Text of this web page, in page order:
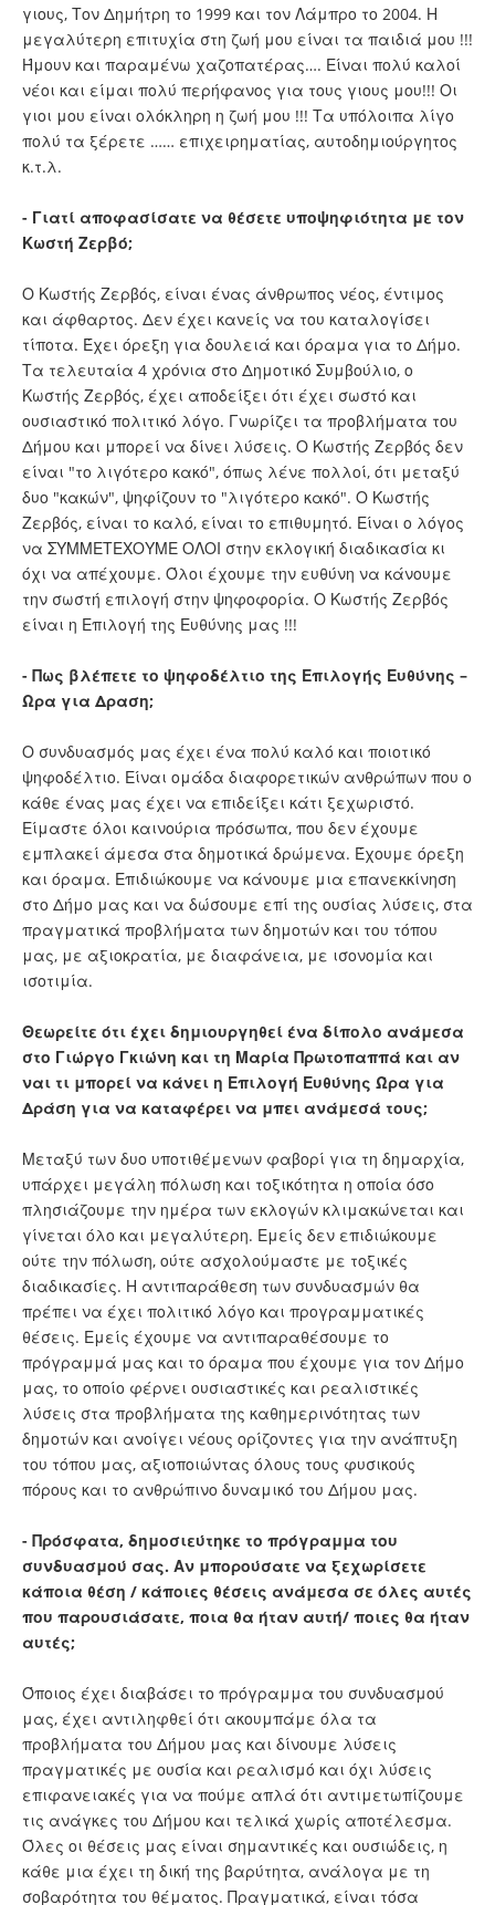
γιους, Τον Δημήτρη το 1999 και τον Λάμπρο το 2004. Η
μεγαλύτερη επιτυχία στη ζωή μου είναι τα παιδιά μου !!!
Ήμουν και παραμένω χαζοπατέρας…. Είναι πολύ καλοί
νέοι και είμαι πολύ περήφανος για τους γιους μου!!! Οι
γιοι μου είναι ολόκληρη η ζωή μου !!! Τα υπόλοιπα λίγο
πολύ τα ξέρετε …… επιχειρηματίας, αυτοδημιούργητος
κ.τ.λ.
- Γιατί αποφασίσατε να θέσετε υποψηφιότητα με τον
Κωστή Ζερβό;
Ο Κωστής Ζερβός, είναι ένας άνθρωπος νέος, έντιμος
και άφθαρτος. Δεν έχει κανείς να του καταλογίσει
τίποτα. Έχει όρεξη για δουλειά και όραμα για το Δήμο.
Τα τελευταία 4 χρόνια στο Δημοτικό Συμβούλιο, ο
Κωστής Ζερβός, έχει αποδείξει ότι έχει σωστό και
ουσιαστικό πολιτικό λόγο. Γνωρίζει τα προβλήματα του
Δήμου και μπορεί να δίνει λύσεις. Ο Κωστής Ζερβός δεν
είναι "το λιγότερο κακό", όπως λένε πολλοί, ότι μεταξύ
δυο "κακών", ψηφίζουν το "λιγότερο κακό". Ο Κωστής
Ζερβός, είναι το καλό, είναι το επιθυμητό. Είναι ο λόγος
να ΣΥΜΜΕΤΕΧΟΥΜΕ ΟΛΟΙ στην εκλογική διαδικασία κι
όχι να απέχουμε. Όλοι έχουμε την ευθύνη να κάνουμε
την σωστή επιλογή στην ψηφοφορία. Ο Κωστής Ζερβός
είναι η Επιλογή της Ευθύνης μας !!!
- Πως βλέπετε το ψηφοδέλτιο της Επιλογής Ευθύνης –
Ωρα για Δραση;
Ο συνδυασμός μας έχει ένα πολύ καλό και ποιοτικό
ψηφοδέλτιο. Είναι ομάδα διαφορετικών ανθρώπων που ο
κάθε ένας μας έχει να επιδείξει κάτι ξεχωριστό.
Είμαστε όλοι καινούρια πρόσωπα, που δεν έχουμε
εμπλακεί άμεσα στα δημοτικά δρώμενα. Έχουμε όρεξη
και όραμα. Επιδιώκουμε να κάνουμε μια επανεκκίνηση
στο Δήμο μας και να δώσουμε επί της ουσίας λύσεις, στα
πραγματικά προβλήματα των δημοτών και του τόπου
μας, με αξιοκρατία, με διαφάνεια, με ισονομία και
ισοτιμία.
Θεωρείτε ότι έχει δημιουργηθεί ένα δίπολο ανάμεσα
στο Γιώργο Γκιώνη και τη Μαρία Πρωτοπαππά και αν
ναι τι μπορεί να κάνει η Επιλογή Ευθύνης Ώρα για
Δράση για να καταφέρει να μπει ανάμεσά τους;
Μεταξύ των δυο υποτιθέμενων φαβορί για τη δημαρχία,
υπάρχει μεγάλη πόλωση και τοξικότητα η οποία όσο
πλησιάζουμε την ημέρα των εκλογών κλιμακώνεται και
γίνεται όλο και μεγαλύτερη. Εμείς δεν επιδιώκουμε
ούτε την πόλωση, ούτε ασχολούμαστε με τοξικές
διαδικασίες. Η αντιπαράθεση των συνδυασμών θα
πρέπει να έχει πολιτικό λόγο και προγραμματικές
θέσεις. Εμείς έχουμε να αντιπαραθέσουμε το
πρόγραμμά μας και το όραμα που έχουμε για τον Δήμο
μας, το οποίο φέρνει ουσιαστικές και ρεαλιστικές
λύσεις στα προβλήματα της καθημερινότητας των
δημοτών και ανοίγει νέους ορίζοντες για την ανάπτυξη
του τόπου μας, αξιοποιώντας όλους τους φυσικούς
πόρους και το ανθρώπινο δυναμικό του Δήμου μας.
- Πρόσφατα, δημοσιεύτηκε το πρόγραμμα του
συνδυασμού σας. Αν μπορούσατε να ξεχωρίσετε
κάποια θέση / κάποιες θέσεις ανάμεσα σε όλες αυτές
που παρουσιάσατε, ποια θα ήταν αυτή/ ποιες θα ήταν
αυτές;
Όποιος έχει διαβάσει το πρόγραμμα του συνδυασμού
μας, έχει αντιληφθεί ότι ακουμπάμε όλα τα
προβλήματα του Δήμου μας και δίνουμε λύσεις
πραγματικές με ουσία και ρεαλισμό και όχι λύσεις
επιφανειακές για να πούμε απλά ότι αντιμετωπίζουμε
τις ανάγκες του Δήμου και τελικά χωρίς αποτέλεσμα.
Όλες οι θέσεις μας είναι σημαντικές και ουσιώδεις, η
κάθε μια έχει τη δική της βαρύτητα, ανάλογα με τη
σοβαρότητα του θέματος. Πραγματικά, είναι τόσα